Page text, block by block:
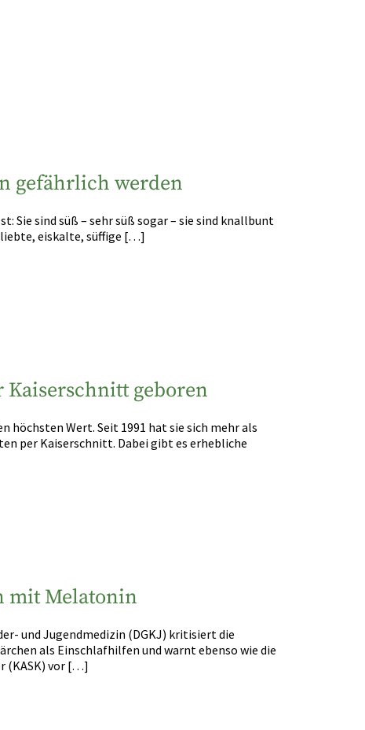
gefährlich werden
Sie sind süß – sehr süß sogar – sie sind knallbunt
eiskalte, süffige […]
geboren
höchsten Wert. Seit 1991 hat sie sich mehr als
per Kaiserschnitt. Dabei gibt es erhebliche
mit Melatonin
und Jugendmedizin (DGKJ) kritisiert die
als Einschlafhilfen und warnt ebenso wie die
(KASK) vor […]